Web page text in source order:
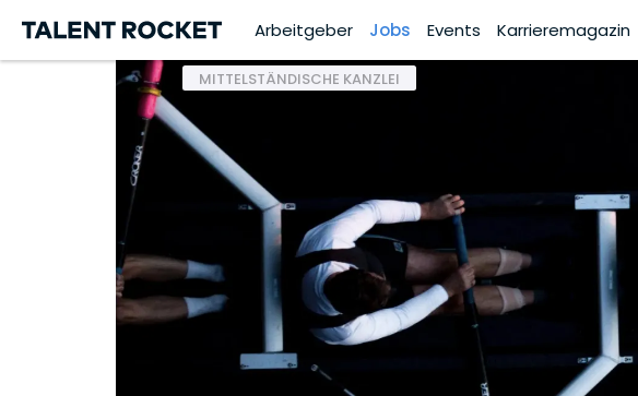
Arbeitgeber Jobs Events Karrieremagazin
MITTELSTÄNDISCHE KANZLEI